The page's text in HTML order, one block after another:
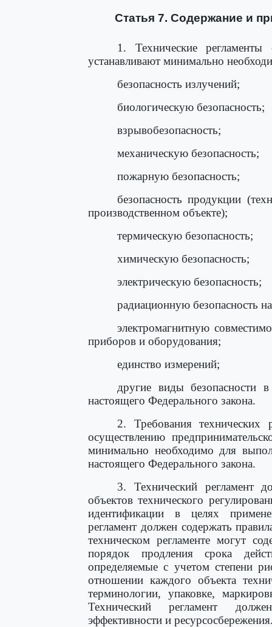
Статья 7. Содержание и
1. Технические
устанавливают минимально
безопасность излучений;
биологическую безопасность;
взрывобезопасность;
механическую безопасность;
пожарную безопасность;
безопасность продукции
производственном объекте);
термическую безопасность;
химическую безопасность;
электрическую безопасность;
радиационную безопасность
электромагнитную
приборов и оборудования;
единство измерений;
другие виды безопасности
настоящего Федерального закона.
2. Требования технических
осуществлению
минимально необходимо для
настоящего Федерального закона.
3. Технический регламент
объектов технического
идентификации в целях
регламент должен содержать
техническом регламенте могут
порядок продления срока
определяемые с учетом степени
отношении каждого объекта
терминологии, упаковке,
Технический регламент
эффективности и